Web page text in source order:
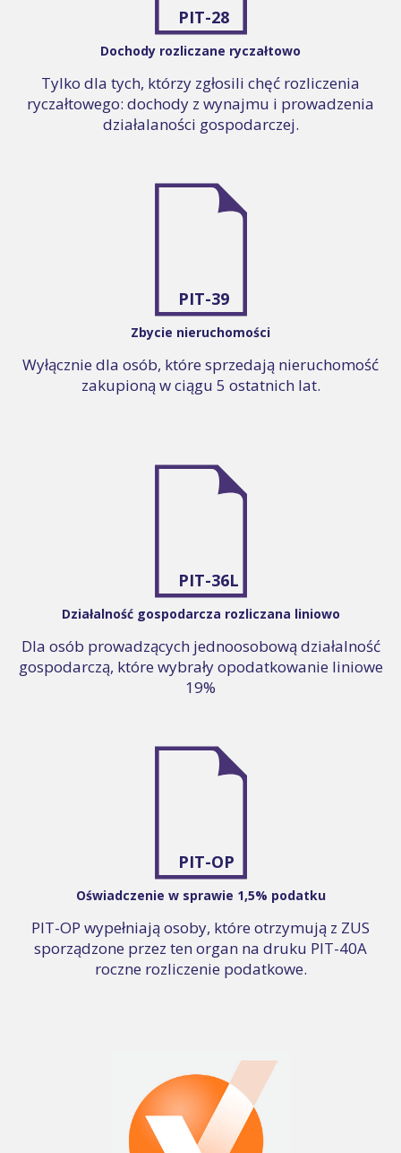
PIT-28
Dochody rozliczane ryczałtowo
Tylko dla tych, którzy zgłosili chęć rozliczenia
ryczałtowego: dochody z wynajmu i prowadzenia
działalaności gospodarczej.
PIT-39
Zbycie nieruchomości
Wyłącznie dla osób, które sprzedają nieruchomość
zakupioną w ciągu 5 ostatnich lat.
PIT-36L
Działalność gospodarcza rozliczana liniowo
Dla osób prowadzących jednoosobową działalność
gospodarczą, które wybrały opodatkowanie liniowe
19%
PIT-OP
Oświadczenie w sprawie 1,5% podatku
PIT-OP wypełniają osoby, które otrzymują z ZUS
sporządzone przez ten organ na druku PIT-40A
roczne rozliczenie podatkowe.